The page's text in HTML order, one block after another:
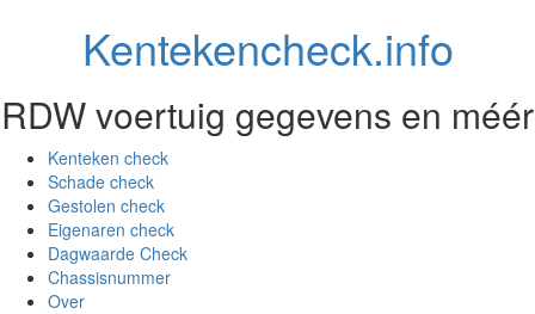
Kentekencheck.info
RDW voertuig gegevens en méér
Kenteken check
Schade check
Gestolen check
Eigenaren check
Dagwaarde Check
Chassisnummer
Over